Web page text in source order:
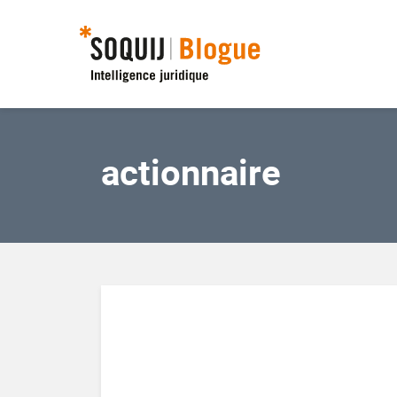
actionnaire